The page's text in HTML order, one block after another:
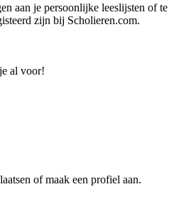
aan je persoonlijke leeslijsten of te
zijn bij Scholieren.com.
al voor!
of maak een profiel aan.